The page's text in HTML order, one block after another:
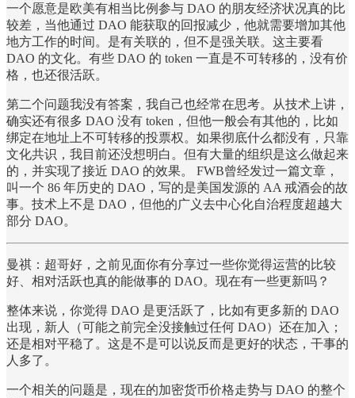
一个愿意是欧美有相当比例参与 DAO 的朋友经济状况真的比
较差，当他通过 DAO 能获取的回报减少，他就需要增加其他
地方工作的时间。是有关联的，但不是强关联。这主要看
DAO 的文化。有些 DAO 的 token 一直是不可转移的，没有价
格，也还很活跃。
第二个问题我没有答案，我自己也经常在思考。从技术上讲，
确实还有很多 DAO 没有 token，但他一般会有其他的，比如
绑定在地址上不可转移的投票权。如果彻底什么都没有，只靠
文化共识，我目前还没想明白。但有大量的组织是这么做起来
的，并实现了接近 DAO 的效果。 FWB曾经发过一篇文章，
叫一个 86 年历史的 DAO，写的是美国发源的 AA 戒酒会的故
事。技术上不是 DAO，但他的广义去中心化自治程度超越大
部分 DAO。
曼祺：超哥好，之前见面你有分享过一些你觉得运营的比较
好、相对活跃也真的能做事的 DAO。现在有一些更新吗？
整体来说，你觉得 DAO 是更活跃了，比如有更多新的 DAO
出现，新人（可能之前完全没接触过任何 DAO）还在加入；
还是相对平稳了。这是不是可以说反而是更好的状态，干事的
人多了。
一个相关的问题是，现在的加密货币价格走势与 DAO 的整个